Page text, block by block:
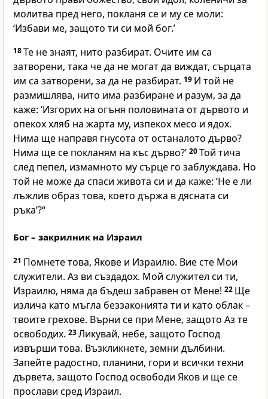
молитва пред него, покланя се и му се моли:
‘Избави ме, защото ти си мой бог.’
18Те не знаят, нито разбират. Очите им са
затворени, така че да не могат да виждат, сърцата
им са затворени, за да не разбират. 19 И той не
размишлява, нито има разбиране и разум, за да
каже: ‘Изгорих на огъня половината от дървото и
опекох хляб на жарта му, изпекох месо и ядох.
Нима ще направя гнусота от останалото дърво?
Нима ще се покланям на къс дърво?’ 20Той тича
след пепел, измамното му сърце го заблуждава. Но
той не може да спаси живота си и да каже: ‘Не е ли
лъжлив образ това, което държа в дясната си
ръка’?“
Бог – закрилник на Израил
21 Помнете това, Якове и Израилю. Вие сте Мои
служители. Аз ви създадох. Мой служител си ти,
Израилю, няма да бъдеш забравен от Мене! 22 Ще
излича като мъгла беззаконията ти и като облак –
твоите грехове. Върни се при Мене, защото Аз те
освободих. 23Ликувай, небе, защото Господ
извърши това. Възкликнете, земни дълбини.
Запейте радостно, планини, гори и всички техни
дървета, защото Господ освободи Яков и ще се
прослави сред Израил.